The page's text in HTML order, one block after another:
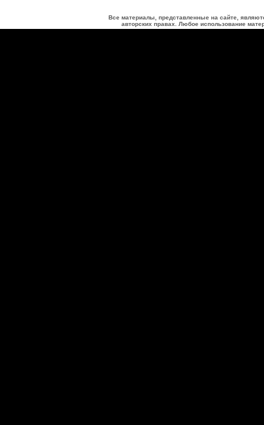
Все материалы, представленные на сайте,
авторских правах. Любое использование